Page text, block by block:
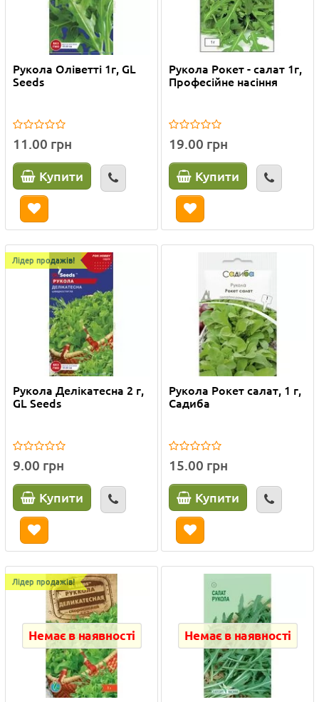
Рукола Оліветті 1г, GL
Seeds
11.00 грн
Купити
Рукола Рокет - салат 1г,
Професійне насіння
19.00 грн
Купити
Лідер продажів!
Рукола Делікатесна 2 г,
GL Seeds
9.00 грн
Купити
Рукола Рокет салат, 1 г,
Садиба
15.00 грн
Купити
Лідер продажів!
Немає в наявності Немає в наявності